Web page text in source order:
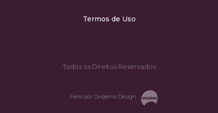
Termos de Uso
Todos os Direitos Reservados
Feito por Oxigênio Design